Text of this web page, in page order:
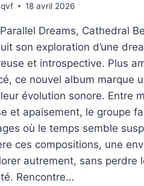
18 avril 2026
Dreams, Cathedral
son exploration d’une
et introspective. Plus
ce nouvel album marque
évolution sonore. Entre
et apaisement, le groupe
où le temps semble
ces compositions, une
autrement, sans perdre
Rencontre…